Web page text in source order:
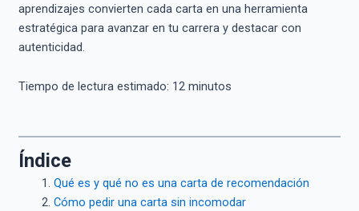
aprendizajes convierten cada carta en una herramienta
estratégica para avanzar en tu carrera y destacar con
autenticidad.
Tiempo de lectura estimado: 12minutos
Índice
Qué es y qué no es una carta de recomendación
Cómo pedir una carta sin incomodar